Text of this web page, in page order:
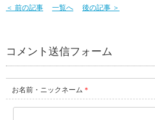
＜ 前の記事 一覧へ 後の記事 ＞
コメント送信フォーム
お名前・ニックネーム ＊